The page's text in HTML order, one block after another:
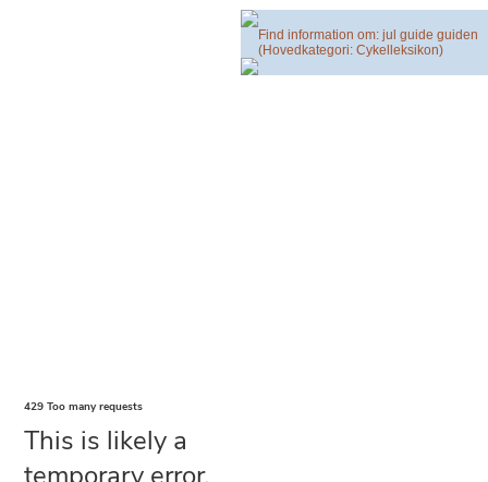
Find information om: jul guide guiden
(Hovedkategori: Cykelleksikon)